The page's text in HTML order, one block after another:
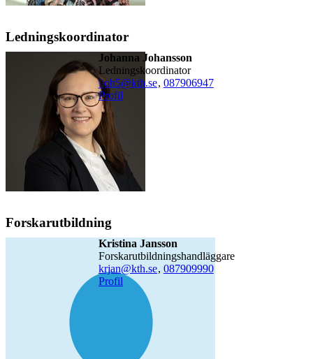
Ledningskoordinator
Johanna Johansson
ledningskoordinator
jjoh5@kth.se, 087906947
Profil
Forskarutbildning
Kristina Jansson
forskarutbildningshandläggare
krjan@kth.se, 087909990
Profil